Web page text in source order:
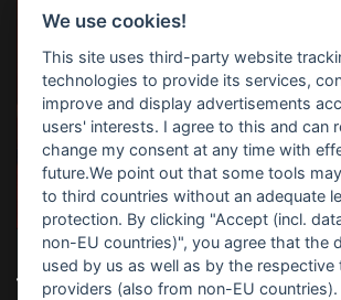
TOP-SUCHBEGRIFFE
We use cookies!
This site uses third-party website
technologies to provide its services,
improve and display advertisements
users' interests. I agree to this and can
change my consent at any time with
future.We point out that some tools
to third countries without an adequate
protection. By clicking "Accept (incl.
non-EU countries)", you agree that the
used by us as well as by the
providers (also from non-EU